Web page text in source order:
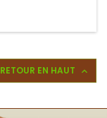
RETOUR EN HAUT 